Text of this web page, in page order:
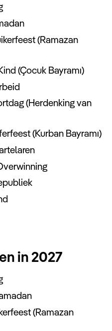
(Ramazan
(Çocuk Bayramı)
(Herdenking van
(Kurban Bayramı)
in 2027
(Ramazan